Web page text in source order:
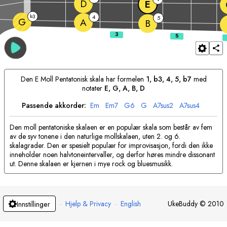
G b3 A 4 B 5
D E
Den EMoll Pentatonisk skala har formelen 1, b3, 4, 5, b7med
notater E, G, A, B, D
Passende akkorder: Em Em7 G6 G A7sus2 A7sus4
Den moll pentatoniske skalaen er en populær skala som består av fem
av de syv tonene i den naturlige mollskalaen, uten 2. og 6.
skalagrader. Den er spesielt populær for improvisasjon, fordi den ikke
inneholder noen halvtoneintervaller, og derfor høres mindre dissonant
ut. Denne skalaen er kjernen i mye rock og bluesmusikk.
Innstillinger · Hjelp & Privacy · English UkeBuddy © 2010